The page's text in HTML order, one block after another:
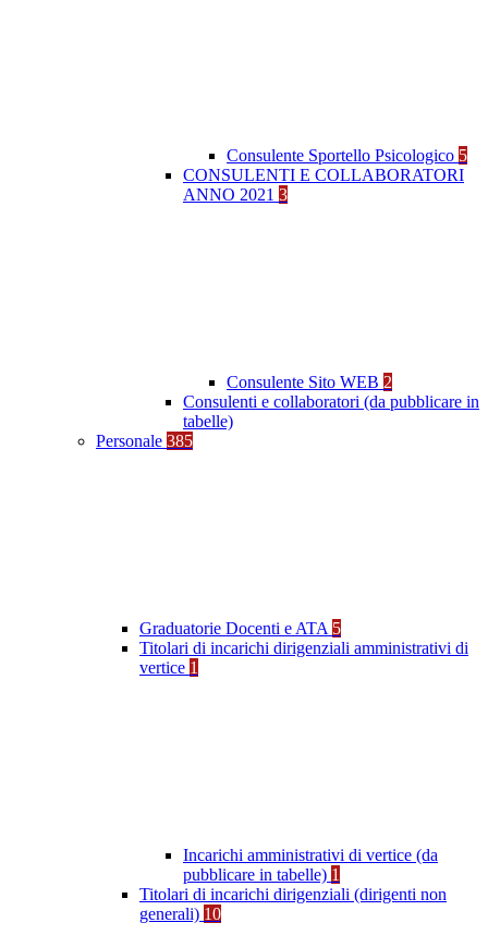
Consulente Sportello Psicologico 5
CONSULENTI E COLLABORATORI
ANNO 2021 3
Consulente Sito WEB 2
Consulenti e collaboratori (da pubblicare in
tabelle)
Personale 385
Graduatorie Docenti e ATA 5
Titolari di incarichi dirigenziali amministrativi di
vertice 1
Incarichi amministrativi di vertice (da
pubblicare in tabelle) 1
Titolari di incarichi dirigenziali (dirigenti non
generali) 10